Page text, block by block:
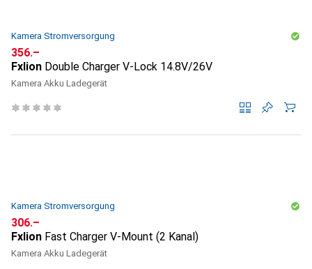
Kamera Stromversorgung
CHF
356.–
Fxlion Double Charger V-Lock 14.8V/26V
Kamera Akku Ladegerät
Kamera Stromversorgung
CHF
306.–
Fxlion Fast Charger V-Mount (2 Kanal)
Kamera Akku Ladegerät